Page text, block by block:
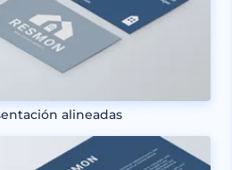
alineadas